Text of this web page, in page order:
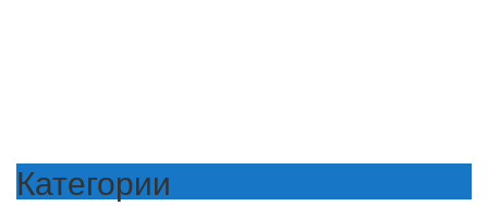
Категории